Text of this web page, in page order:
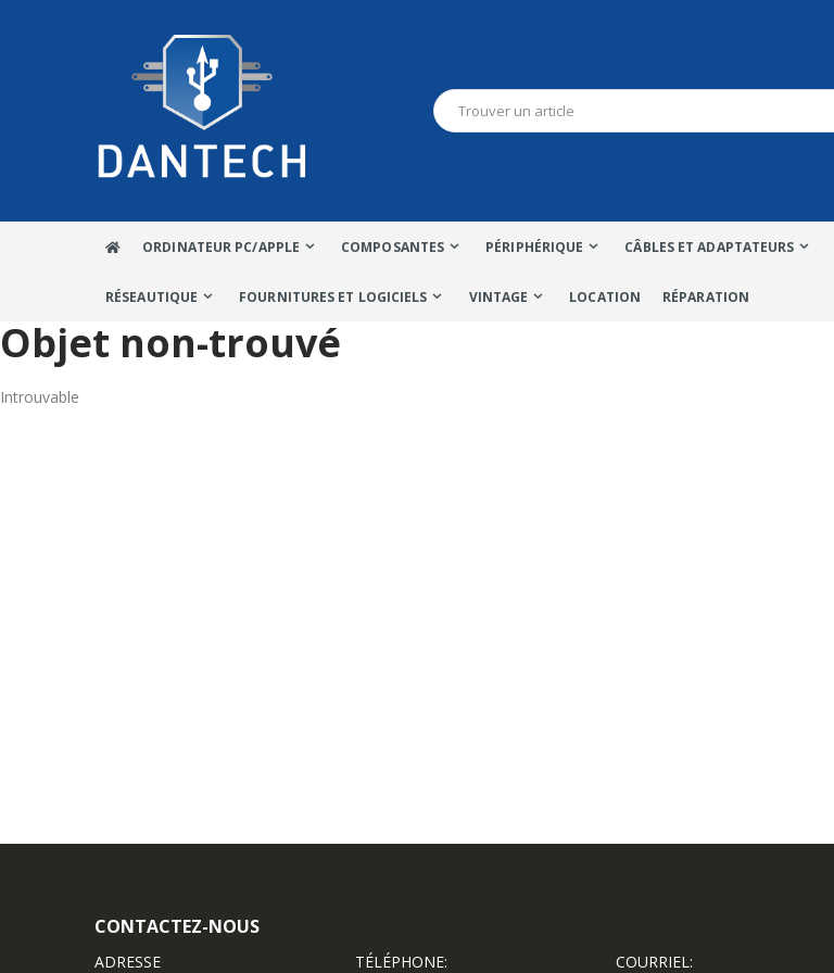
ORDINATEUR PC/APPLE COMPOSANTES PÉRIPHÉRIQUE CÂBLES ET ADAPTATEURS
RÉSEAUTIQUE FOURNITURES ET LOGICIELS VINTAGE LOCATION RÉPARATION
Objet non-trouvé
Introuvable
CONTACTEZ-NOUS
ADRESSE
TÉLÉPHONE:
COURRIEL: